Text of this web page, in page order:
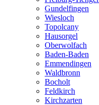
Gundelfingen
Wiesloch
Topolcany
Hausorgel
Oberwolfach
Baden-Baden
Emmendingen
Waldbronn
Bocholt
Feldkirch
Kirchzarten